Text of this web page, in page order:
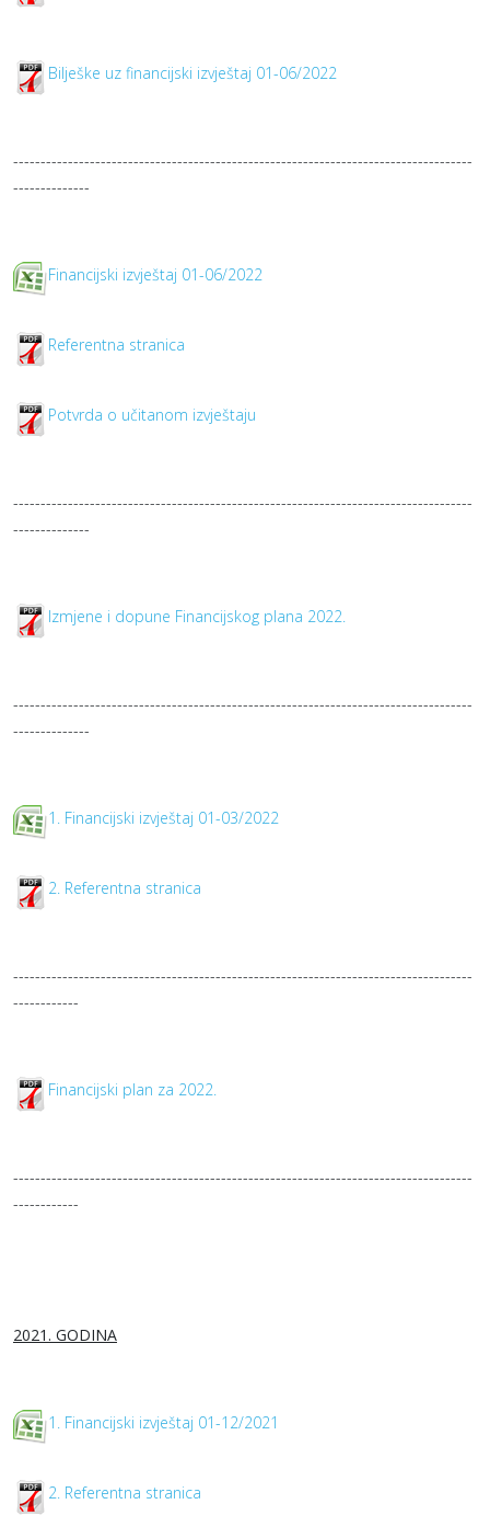
Bilješke uz financijski izvještaj 01-06/2022
------------------------------------------------------------------------------------
--------------
Financijski izvještaj 01-06/2022
Referentna stranica
Potvrda o učitanom izvještaju
------------------------------------------------------------------------------------
--------------
Izmjene i dopune Financijskog plana 2022.
------------------------------------------------------------------------------------
--------------
1. Financijski izvještaj 01-03/2022
2. Referentna stranica
------------------------------------------------------------------------------------
------------
Financijski plan za 2022.
------------------------------------------------------------------------------------
------------
2021. GODINA
1. Financijski izvještaj 01-12/2021
2. Referentna stranica